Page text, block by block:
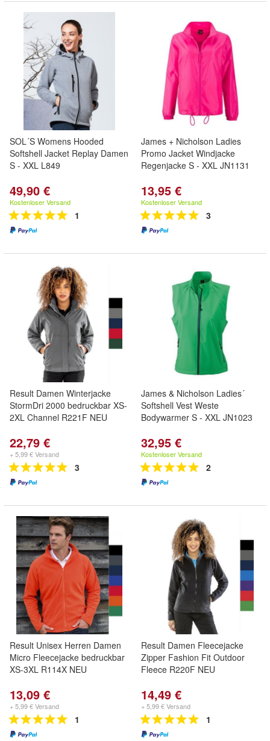
SOL´S Womens Hooded
Softshell Jacket Replay Damen
S - XXL L849
49,90 €
Kostenloser Versand
1
James + Nicholson Ladies
Promo Jacket Windjacke
Regenjacke S - XXL JN1131
13,95 €
Kostenloser Versand
3
Result Damen Winterjacke
StormDri 2000 bedruckbar XS-
2XL Channel R221F NEU
22,79 €
+ 5,99 € Versand
3
James & Nicholson Ladies´
Softshell Vest Weste
Bodywarmer S - XXL JN1023
32,95 €
Kostenloser Versand
2
Result Unisex Herren Damen
Micro Fleecejacke bedruckbar
XS-3XL R114X NEU
13,09 €
+ 5,99 € Versand
1
Result Damen Fleecejacke
Zipper Fashion Fit Outdoor
Fleece R220F NEU
14,49 €
+ 5,99 € Versand
1